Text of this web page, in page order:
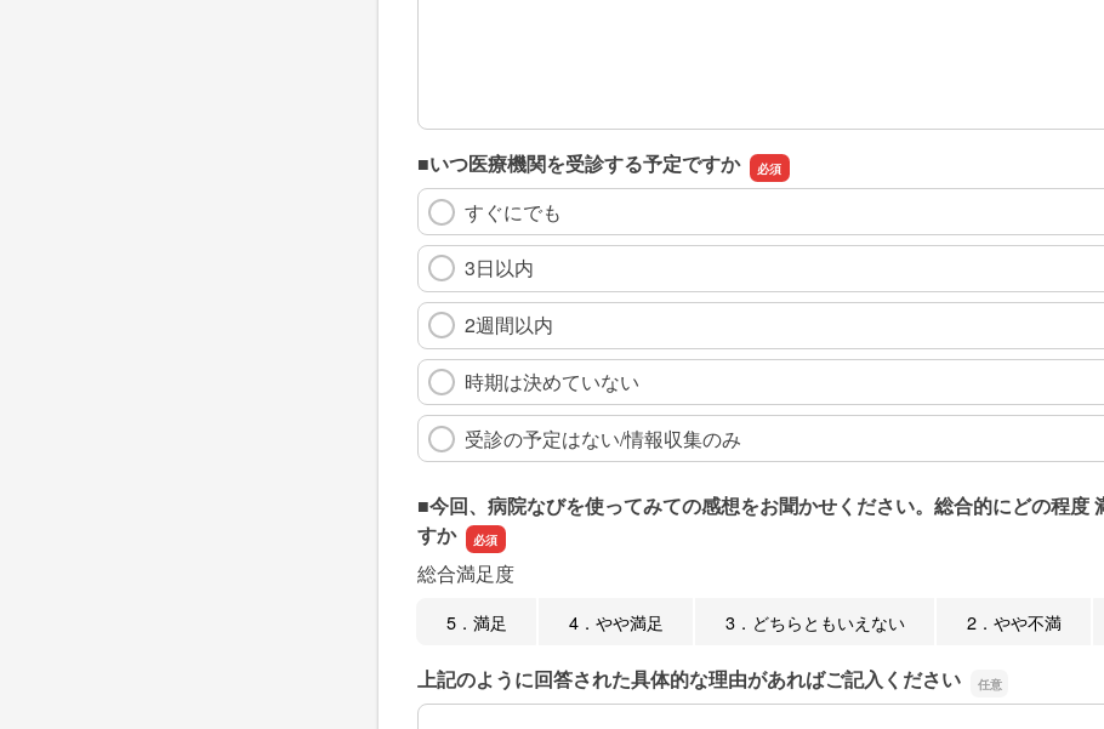
■いつ医療機関を受診する予定ですか
すぐにでも
3日以内
2週間以内
時期は決めていない
受診の予定はない/情報収集のみ
■今回、病院なびを使ってみての感想をお聞かせください。総合的にどの程度
すか
総合満足度
5．満足 4．やや満足 3．どちらともいえない 2．やや不満
上記のように回答された具体的な理由があればご記入ください
上記のように回答された具体的な理由があればご記入ください